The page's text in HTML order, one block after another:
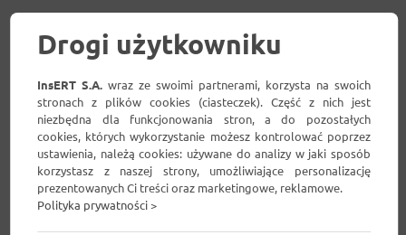
Powiadomienia SMS
Drogi użytkowniku
InsERT S.A. wraz ze swoimi partnerami, korzysta na swoich
stronach z plików cookies (ciasteczek). Część z nich jest
niezbędna dla funkcjonowania stron, a do pozostałych
cookies, których wykorzystanie możesz kontrolować poprzez
ustawienia, należą cookies: używane do analizy w jaki sposób
korzystasz z naszej strony, umożliwiające personalizację
prezentowanych Ci treści oraz marketingowe, reklamowe.
Polityka prywatności >